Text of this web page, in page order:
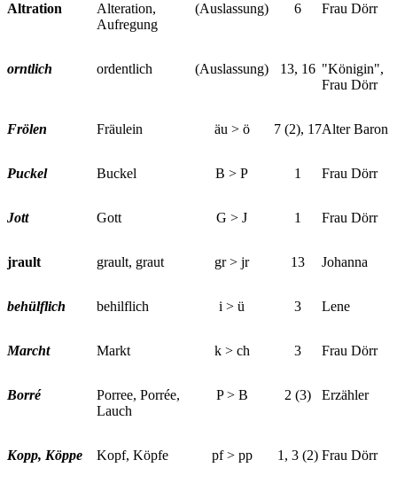
Altration
Alteration,
Aufregung
(Auslassung) 6 Frau Dörr
orntlich ordentlich (Auslassung) 13, 16 "Königin",
Frau Dörr
Frölen Fräulein äu > ö 7 (2), 17Alter Baron
Puckel Buckel B > P 1 Frau Dörr
Jott Gott G > J 1 Frau Dörr
jrault grault, graut gr > jr 13 Johanna
behülflich behilflich i > ü 3 Lene
Marcht Markt k > ch 3 Frau Dörr
Borré
Porree, Porrée,
Lauch
P > B 2 (3) Erzähler
Kopp, Köppe Kopf, Köpfe pf > pp 1, 3 (2) Frau Dörr